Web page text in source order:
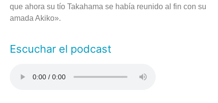
que ahora su tío Takahama se había reunido al fin con su
amada Akiko».
Escuchar el podcast